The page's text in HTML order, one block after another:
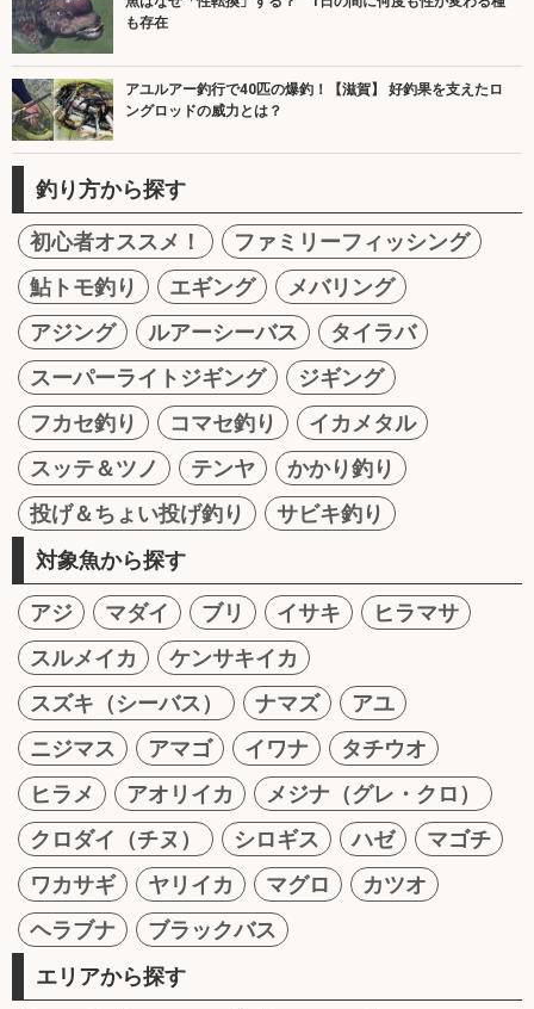
も存在
アユルアー釣行で40匹の爆釣！【滋賀】 好釣果を支えたロ
ングロッドの威力とは？
釣り方から探す
初心者オススメ！
ファミリーフィッシング
鮎トモ釣り
エギング
メバリング
アジング
ルアーシーバス
タイラバ
スーパーライトジギング
ジギング
フカセ釣り
コマセ釣り
イカメタル
スッテ＆ツノ
テンヤ
かかり釣り
投げ＆ちょい投げ釣り
サビキ釣り
対象魚から探す
アジ マダイ ブリ イサキ
ヒラマサ
スルメイカ
ケンサキイカ
スズキ（シーバス）
ナマズ
アユ
ニジマス
アマゴ イワナ
タチウオ
ヒラメ
アオリイカ
メジナ（グレ・クロ）
クロダイ（チヌ）
シロギス ハゼ
マゴチ
ワカサギ
ヤリイカ マグロ
カツオ
ヘラブナ
ブラックバス
エリアから探す